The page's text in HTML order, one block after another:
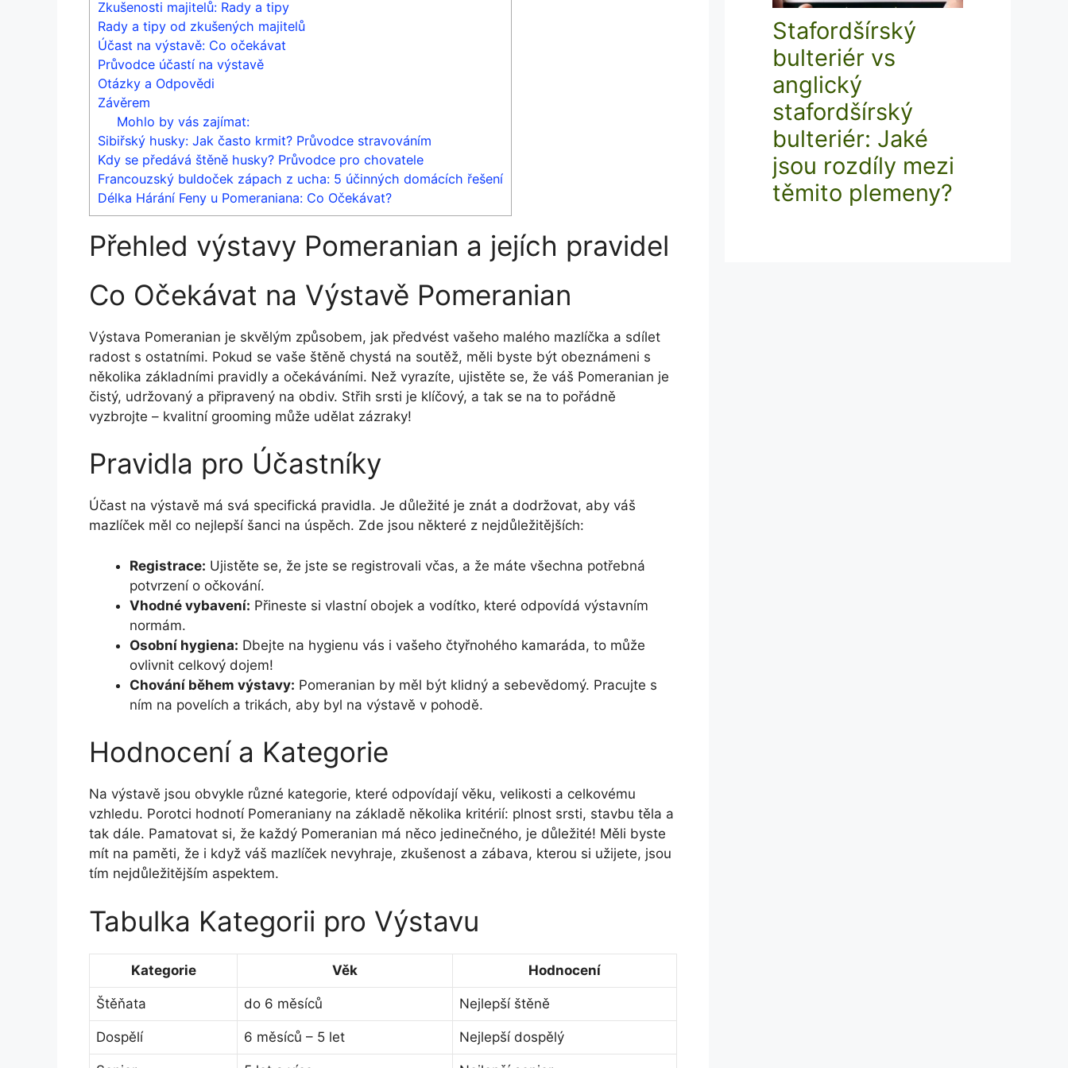
Zkušenosti majitelů: Rady a tipy
Rady a tipy od zkušených majitelů
Účast na výstavě: Co očekávat
Průvodce účastí na výstavě
Otázky a Odpovědi
Závěrem
Mohlo by vás zajímat:
Sibiřský husky: Jak často krmit? Průvodce stravováním
Kdy se předává štěně husky? Průvodce pro chovatele
Francouzský buldoček zápach z ucha: 5 účinných domácích řešení
Délka Hárání Feny u Pomeraniana: Co Očekávat?
Přehled výstavy Pomeranian a jejích pravidel
Co Očekávat na Výstavě Pomeranian
Výstava Pomeranian je skvělým způsobem, jak předvést vašeho malého mazlíčka a sdílet
radost s ostatními. Pokud se vaše štěně chystá na soutěž, měli byste být obeznámeni s
několika základními pravidly a očekáváními. Než vyrazíte, ujistěte se, že váš Pomeranian je
čistý, udržovaný a připravený na obdiv. Střih srsti je klíčový, a tak se na to pořádně
vyzbrojte – kvalitní grooming může udělat zázraky!
Pravidla pro Účastníky
Účast na výstavě má svá specifická pravidla. Je důležité je znát a dodržovat, aby váš
mazlíček měl co nejlepší šanci na úspěch. Zde jsou některé z nejdůležitějších:
Registrace: Ujistěte se, že jste se registrovali včas, a že máte všechna potřebná
potvrzení o očkování.
Vhodné vybavení: Přineste si vlastní obojek a vodítko, které odpovídá výstavním
normám.
Osobní hygiena: Dbejte na hygienu vás i vašeho čtyřnohého kamaráda, to může
ovlivnit celkový dojem!
Chování během výstavy: Pomeranian by měl být klidný a sebevědomý. Pracujte s
ním na povelích a trikách, aby byl na výstavě v pohodě.
Hodnocení a Kategorie
Na výstavě jsou obvykle různé kategorie, které odpovídají věku, velikosti a celkovému
vzhledu. Porotci hodnotí Pomeraniany na základě několika kritérií: plnost srsti, stavbu těla a
tak dále. Pamatovat si, že každý Pomeranian má něco jedinečného, je důležité! Měli byste
mít na paměti, že i když váš mazlíček nevyhraje, zkušenost a zábava, kterou si užijete, jsou
tím nejdůležitějším aspektem.
Tabulka Kategorii pro Výstavu
Kategorie Věk Hodnocení
Štěňata do 6 měsíců Nejlepší štěně
Dospělí 6 měsíců – 5 let Nejlepší dospělý
Stafordšírský
bulteriér vs
anglický
stafordšírský
bulteriér: Jaké
jsou rozdíly mezi
těmito plemeny?